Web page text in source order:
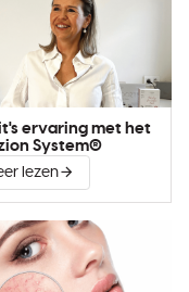
ervaring met het
System®
lezen